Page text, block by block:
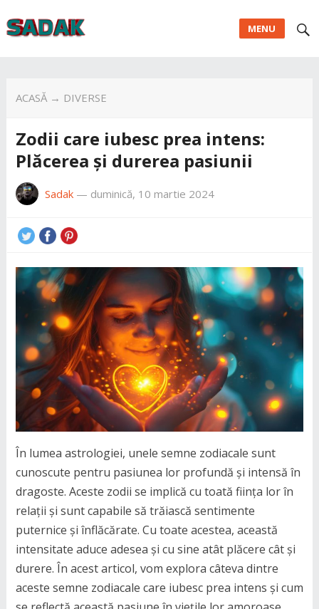
MENU
ACASĂ→ DIVERSE
Zodii care iubesc prea intens:
Plăcerea și durerea pasiunii
Sadak— duminică, 10 martie 2024
În lumea astrologiei, unele semne zodiacale sunt
cunoscute pentru pasiunea lor profundă și intensă în
dragoste. Aceste zodii se implică cu toată ființa lor în
relații și sunt capabile să trăiască sentimente
puternice și înflăcărate. Cu toate acestea, această
intensitate aduce adesea și cu sine atât plăcere cât și
durere. În acest articol, vom explora câteva dintre
aceste semne zodiacale care iubesc prea intens și cum